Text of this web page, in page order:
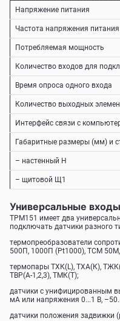
Напряжение питания
Частота напряжения питания
Потребляемая мощность
Количество входов для
Время опроса одного входа
Количество выходных
Интерфейс связи с
Габаритные размеры (мм) и
– настенный Н
– щитовой Щ1
Универсальные входы
ТРМ151 имеет два
подключать датчики разного
термопреобразователи
500П, 1000П (Pt1000), ТСМ
термопары TХК(L), ТХА(К),
TВР(А-1,2,3), ТМК(Т);
датчики с унифицированным
мА или напряжения 0...1 В,
датчики положения задвижки